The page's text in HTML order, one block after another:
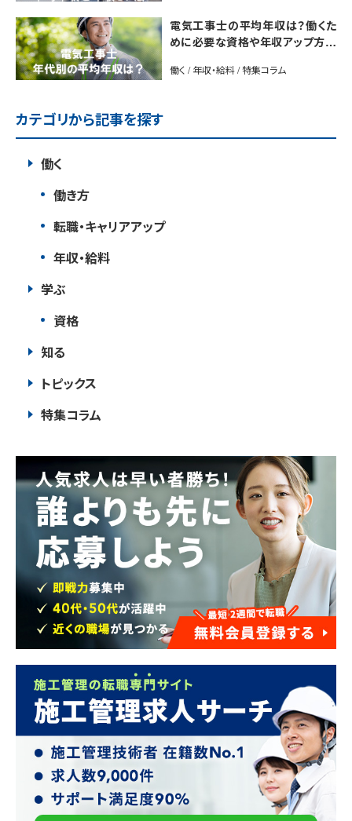
電気工事士の平均年収は？働くた
めに必要な資格や年収アップ方法
働く / 年収・給料 / 特集コラム
カテゴリから記事を探す
働く
働き方
転職・キャリアアップ
年収・給料
学ぶ
資格
知る
トピックス
特集コラム